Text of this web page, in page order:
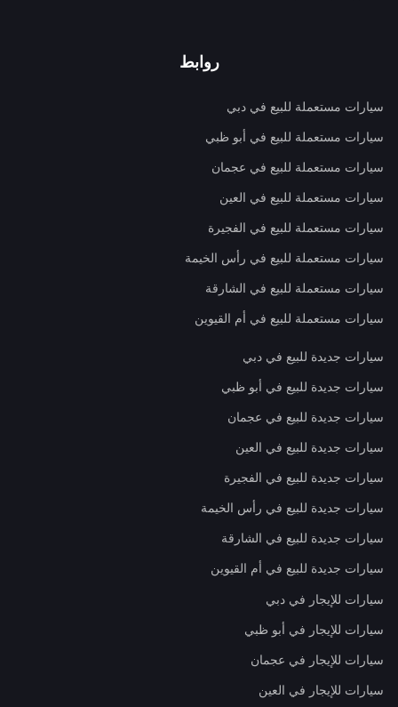
روابط
سيارات مستعملة للبيع في دبي
سيارات مستعملة للبيع في أبو ظبي
سيارات مستعملة للبيع في عجمان
سيارات مستعملة للبيع في العين
سيارات مستعملة للبيع في الفجيرة
سيارات مستعملة للبيع في رأس الخيمة
سيارات مستعملة للبيع في الشارقة
سيارات مستعملة للبيع في أم القيوين
سيارات جديدة للبيع في دبي
سيارات جديدة للبيع في أبو ظبي
سيارات جديدة للبيع في عجمان
سيارات جديدة للبيع في العين
سيارات جديدة للبيع في الفجيرة
سيارات جديدة للبيع في رأس الخيمة
سيارات جديدة للبيع في الشارقة
سيارات جديدة للبيع في أم القيوين
سيارات للإيجار في دبي
سيارات للإيجار في أبو ظبي
سيارات للإيجار في عجمان
سيارات للإيجار في العين